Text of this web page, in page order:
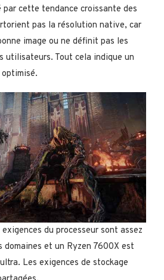
par cette tendance croissante des
pas la résolution native, car
image ou ne définit pas les
utilisateurs. Tout cela indique un
du processeur sont assez
domaines et un Ryzen 7600X est
Les exigences de stockage